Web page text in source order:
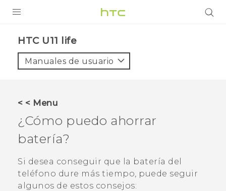
VIVE
VIVERSE
AYUDA
HTC Devices & Accessories
HTC U11 life‎
Manuales de usuario
< < Menu
¿Cómo puedo ahorrar
batería?
Si desea conseguir que la batería del
teléfono dure más tiempo, puede seguir
algunos de estos consejos: